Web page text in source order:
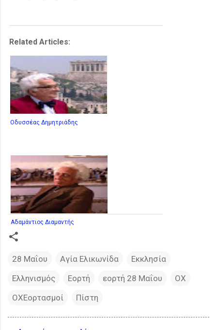
Related Articles:
Οδυσσέας Δημητριάδης
Αδαμάντιος Διαμαντής
28 Μαΐου Αγία Ελικωνίδα
Εκκλησία
Ελληνισμός
Εορτή εορτή 28 Μαΐου
ΟΧ
ΟΧΕορτασμοί
Πίστη